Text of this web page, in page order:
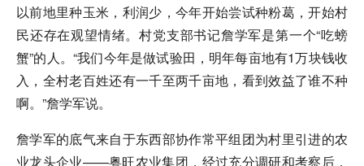
以前地里种玉米，利润少，今年开始尝试种粉葛，开始村
民还存在观望情绪。村党支部书记詹学军是第一个“吃螃
蟹”的人。“我们今年是做试验田，明年每亩地有1万块钱收
入，全村老百姓还有一千至两千亩地，看到效益了谁不种
啊。”詹学军说。
詹学军的底气来自于东西部协作常平组团为村里引进的农
业龙头企业——粤旺农业集团，经过充分调研和考察后，